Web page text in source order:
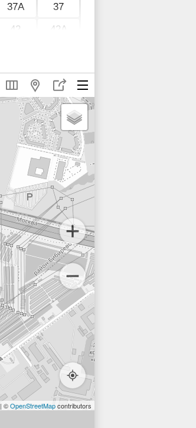
37А
37
42
42А
56
58А
| ©OpenStreetMapcontributors